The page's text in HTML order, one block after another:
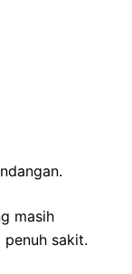
masih
sakit.